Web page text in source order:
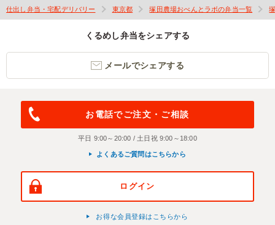
仕出し弁当・宅配デリバリー 東京都 塚田農場おべんとラボの弁当一覧
くるめし弁当をシェアする
メールでシェアする
お電話でご注文・ご相談
平日 9:00～20:00 / 土日祝 9:00～18:00
よくあるご質問はこちらから
ログイン
お得な会員登録はこちらから